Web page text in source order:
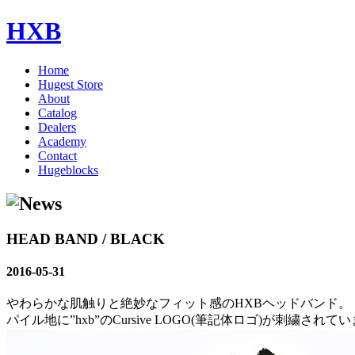
HXB
Home
Hugest Store
About
Catalog
Dealers
Academy
Contact
Hugeblocks
HEAD BAND / BLACK
2016-05-31
やわらかな肌触りと絶妙なフィット感のHXBヘッドバンド。
パイル地に”hxb”のCursive LOGO(筆記体ロゴ)が刺繍されてい